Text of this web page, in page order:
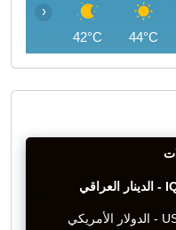
44°C
42°C
‹